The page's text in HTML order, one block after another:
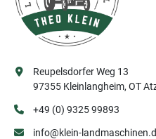
Reupelsdorfer Weg 13
97355 Kleinlangheim, OT
+49 (0) 9325 99893
info@klein-